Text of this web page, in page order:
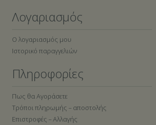
Λογαριασμός
Ο λογαριασμός μου
Ιστορικό παραγγελιών
Πληροφορίες
Πως θα Αγοράσετε
Τρόποι πληρωμής – αποστολής
Επιστροφές – Αλλαγής